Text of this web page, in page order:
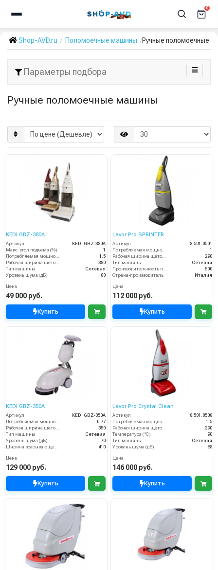
0
Shop-AVD.ru Поломоечные машины Ручные поломоечные
Параметры подбора
Ручные поломоечные машины
KEDI GBZ-380A
Артикул
KEDI GBZ-380A
Макс. угол подъема (%)
1
1.5
380
Тип машины
Сетевая
Уровень шума (дБ)
80
Цена
49 000 руб.
Купить
Lavor Pro SPRINTER
Артикул
8.501.0501
1
290
Тип машины
Сетевая
500
Страна-производитель
Италия
Цена
112 000 руб.
Купить
KEDI GBZ-350A
Артикул
KEDI GBZ-350A
Потребляемая мощность (кВт)
0.77
Рабочая ширина щеток (мм)
350
Тип машины
Сетевая
Уровень шума (дБ)
70
Ширина всасывающей балки (мм)
410
Цена
129 000 руб.
Купить
Lavor Pro Crystal Clean
Артикул
8.501.0508
Потребляемая мощность (кВт)
1.5
Рабочая ширина щеток (мм)
290
Температура (°C)
90
Тип машины
Сетевая
Уровень шума (дБ)
68
Цена
146 000 руб.
Купить